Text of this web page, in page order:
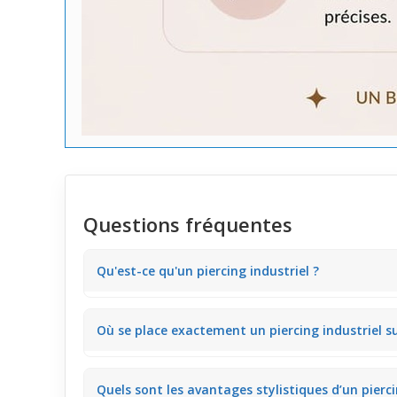
Questions fréquentes
Qu'est-ce qu'un piercing industriel ?
industrielle. Cette configuration particulière crée
Où se place exactement un piercing industriel
industrielle relie ces deux zones, créant un effet
Quels sont les avantages stylistiques d’un